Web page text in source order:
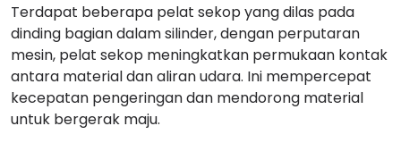
Terdapat beberapa pelat sekop yang dilas pada
dinding bagian dalam silinder, dengan perputaran
mesin, pelat sekop meningkatkan permukaan kontak
antara material dan aliran udara. Ini mempercepat
kecepatan pengeringan dan mendorong material
untuk bergerak maju.